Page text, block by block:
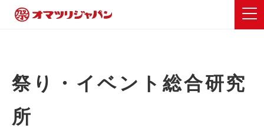
祭り・イベント総合研究
所